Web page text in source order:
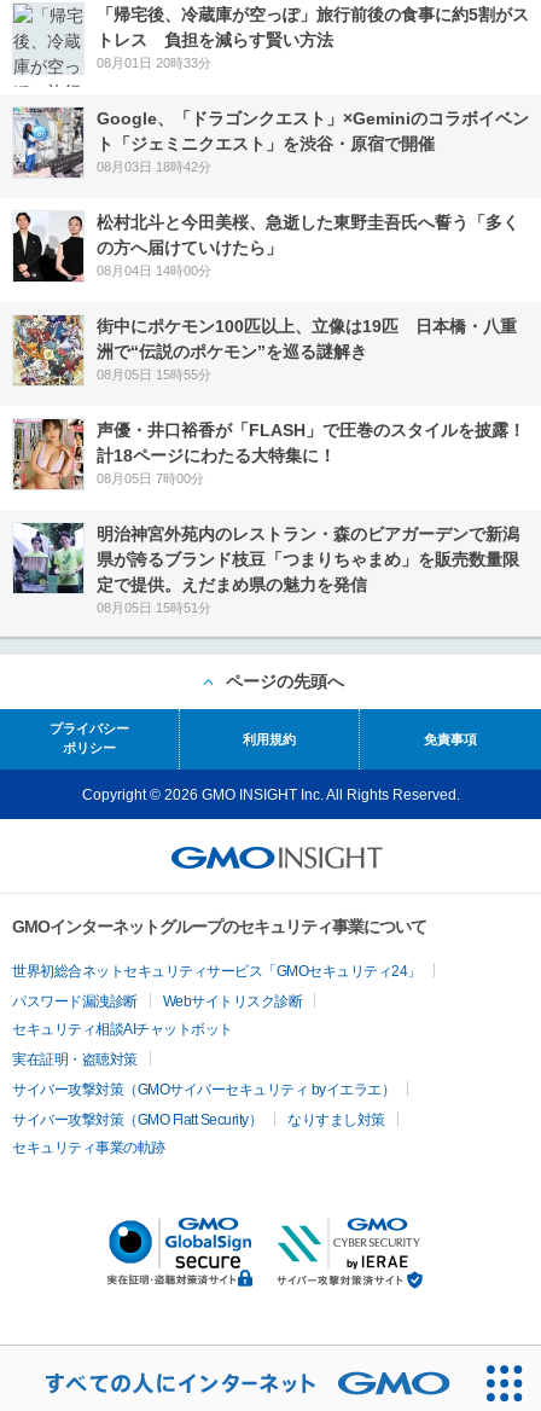
「帰宅後、冷蔵庫が空っぽ」旅行前後の食事に約5割がス
トレス 負担を減らす賢い方法
08月01日 20時33分
Google、「ドラゴンクエスト」×Geminiのコラボイベン
ト「ジェミニクエスト」を渋谷・原宿で開催
08月03日 18時42分
松村北斗と今田美桜、急逝した東野圭吾氏へ誓う「多く
の方へ届けていけたら」
08月04日 14時00分
街中にポケモン100匹以上、立像は19匹 日本橋・八重
洲で“伝説のポケモン”を巡る謎解き
08月05日 15時55分
声優・井口裕香が「FLASH」で圧巻のスタイルを披露！
計18ページにわたる大特集に！
08月05日 7時00分
明治神宮外苑内のレストラン・森のビアガーデンで新潟
県が誇るブランド枝豆「つまりちゃまめ」を販売数量限
定で提供。えだまめ県の魅力を発信
08月05日 15時51分
ページの先頭へ
プライバシー
ポリシー
利用規約 免責事項
Copyright © 2026 GMO INSIGHT Inc. All Rights Reserved.
GMOインターネットグループのセキュリティ事業について
世界初総合ネットセキュリティサービス「GMOセキュリティ24」
パスワード漏洩診断
Webサイトリスク診断
セキュリティ相談AIチャットボット
実在証明・盗聴対策
サイバー攻撃対策（GMOサイバーセキュリティ byイエラエ）
サイバー攻撃対策（GMO Flatt Security）
なりすまし対策
セキュリティ事業の軌跡